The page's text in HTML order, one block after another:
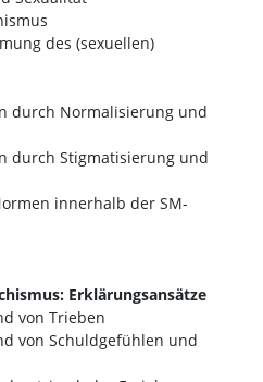
des (sexuellen)
durch Normalisierung und
durch Stigmatisierung und
innerhalb der SM-
Erklärungsansätze
von Trieben
von Schuldgefühlen und